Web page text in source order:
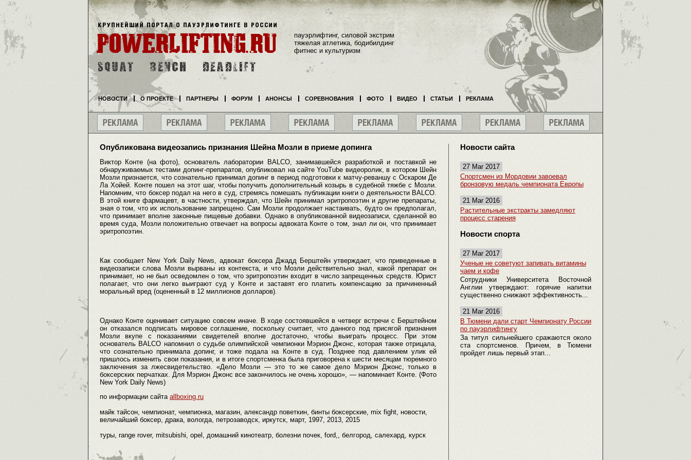
Опубликована видеозапись признания Шейна Мозли в приеме допинга
Виктор Конте (на фото), основатель лаборатории BALCO, занимавшейся разработкой и поставкой не
обнаруживаемых тестами допинг-препаратов, опубликовал на сайте YouTube видеоролик, в котором Шейн
Мозли признается, что сознательно принимал допинг в период подготовки к матчу-реваншу с Оскаром Де
Ла Хойей. Конте пошел на этот шаг, чтобы получить дополнительный козырь в судебной тяжбе с Мозли.
Напомним, что боксер подал на него в суд, стремясь помешать публикации книги о деятельности BALCO.
В этой книге фармацевт, в частности, утверждал, что Шейн принимал эритропоэтин и другие препараты,
зная о том, что их использование запрещено. Сам Мозли продолжает настаивать, будто он предполагал,
что принимает вполне законные пищевые добавки. Однако в опубликованной видеозаписи, сделанной во
время суда, Мозли положительно отвечает на вопросы адвоката Конте о том, знал ли он, что принимает
эритропоэтин.
Как сообщает New York Daily News, адвокат боксера Джадд Берштейн утверждает, что приведенные в
видеозаписи слова Мозли вырваны из контекста, и что Мозли действительно знал, какой препарат он
принимает, но не был осведомлен о том, что эритропоэтин входит в число запрещенных средств. Юрист
полагает, что они легко выиграют суд у Конте и заставят его платить компенсацию за причиненный
моральный вред (оцененный в 12 миллионов долларов).
Однако Конте оценивает ситуацию совсем иначе. В ходе состоявшейся в четверг встречи с Берштейном
он отказался подписать мировое соглашение, поскольку считает, что данного под присягой признания
Мозли вкупе с показаниями свидетелей вполне достаточно, чтобы выиграть процесс. При этом
основатель BALCO напомнил о судьбе олимпийской чемпионки Мэрион Джонс, которая также отрицала,
что сознательно принимала допинг, и тоже подала на Конте в суд. Позднее под давлением улик ей
пришлось изменить свои показания, и в итоге спортсменка была приговорена к шести месяцам тюремного
заключения за лжесвидетельство. «Дело Мозли — это то же самое дело Мэрион Джонс, только в
боксерских перчатках. Для Мэрион Джонс все закончилось не очень хорошо», — напоминает Конте. (Фото
New York Daily News)
по информации сайта allboxing.ru
майк тайсон, чемпионат, чемпионка, магазин, александр поветкин, бинты боксерские, mix fight, новости,
величайший боксер, драка, вологда, петрозаводск, иркутск, март, 1997, 2013, 2015
туры, range rover, mitsubishi, opel, домашний кинотеатр, болезни почек, ford,, белгород, салехард, курск
Новости сайта
27 Mar 2017
Спортсмен из Мордовии завоевал
бронзовую медаль чемпионата Европы
21 Mar 2016
Растительные экстракты замедляют
процесс старения
Новости спорта
27 Mar 2017
Ученые не советуют запивать витамины
чаем и кофе
Сотрудники Университета Восточной
Англии утверждают: горячие напитки
существенно снижают эффективность...
21 Mar 2016
В Тюмени дали старт Чемпионату России
по пауэрлифтингу
За титул сильнейшего сражаются около
ста спортсменов. Причем, в Тюмени
пройдет лишь первый этап...
пауэрлифтинг, силовой экстрим
тяжелая атлетика, бодибилдинг
фитнес и культуризм
НОВОСТИ О ПРОЕКТЕ ПАРТНЕРЫ ФОРУМ АНОНСЫ СОРЕВНОВАНИЯ ФОТО ВИДЕО СТАТЬИ РЕКЛАМА